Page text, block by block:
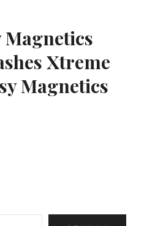
Magnetics
Xtreme
Magnetics